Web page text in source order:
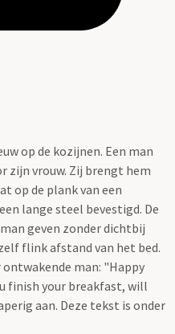
op de kozijnen. Een man
zijn vrouw. Zij brengt hem
op de plank van een
lange steel bevestigd. De
geven zonder dichtbij
flink afstand van het bed.
man: "Happy
finish your breakfast, will
aan. Deze tekst is onder